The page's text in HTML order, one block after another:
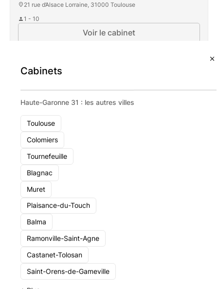
Cabinets
Haute-Garonne 31 : les autres villes
Toulouse
Colomiers
Tournefeuille
Blagnac
Muret
Plaisance-du-Touch
Balma
Ramonville-Saint-Agne
Castanet-Tolosan
Saint-Orens-de-Gameville
21 rue d’Alsace Lorraine, 31000 Toulouse
1 - 10
Voir le cabinet
Elide Conseil
52 Quai De Bosc 34200 Sete
Voir le cabinet